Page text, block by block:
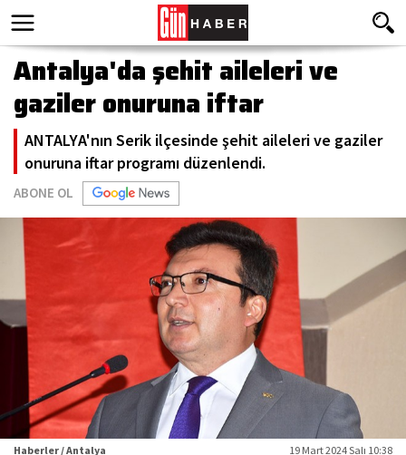
Antalya'da şehit aileleri ve
gaziler onuruna iftar
ANTALYA'nın Serik ilçesinde şehit aileleri ve gaziler
onuruna iftar programı düzenlendi.
ABONE OL
Haberler / Antalya 19 Mart 2024 Salı 10:38